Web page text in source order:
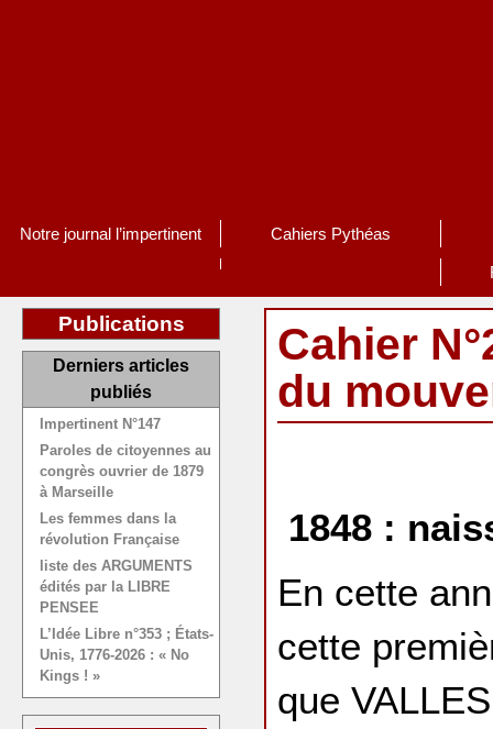
Notre journal l’impertinent Cahiers Pythéas
Cahier
du
1848 :
En cette
cette
que
Publications
Derniers articles
publiés
Impertinent N°147
Paroles de citoyennes au
congrès ouvrier de 1879
à Marseille
Les femmes dans la
révolution Française
liste des ARGUMENTS
édités par la LIBRE
PENSEE
L’Idée Libre n°353 ; États-
Unis, 1776-2026 : « No
Kings ! »